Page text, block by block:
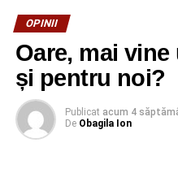
câte ceva, până când se
Planurile de vacanţă,
peste cap. Ce linişte şi
să ai când pleci în Grecia şi
când ţi se bagă în gât micul
exudat? Când ţi se spune
OPINII
Oare, mai
și pentru noi?
Publicat acum 4
De Obagila Ion